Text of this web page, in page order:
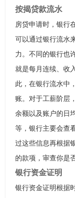
按揭贷款流水
房贷申请时，银行
可以通过银行流水
力。不同的银行也
就是每月连续、收
此，在银行流水中
账。对于工薪阶层
余额以及账户的日
等，银行主要会查
过这些信息再根据
的款项，审查你是
银行资金证明
银行资金证明根据